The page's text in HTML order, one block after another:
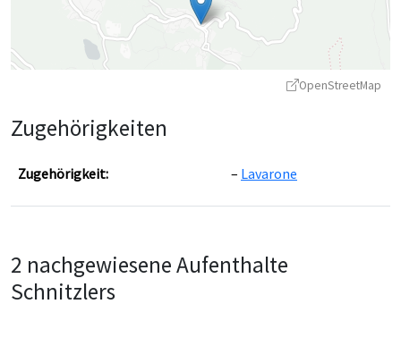
OpenStreetMap
Zugehörigkeiten
Zugehörigkeit: Lavarone
2 nachgewiesene Aufenthalte
Schnitzlers